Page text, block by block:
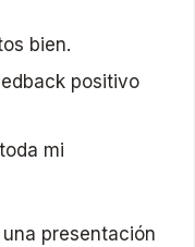
bien.
positivo
mi
presentación